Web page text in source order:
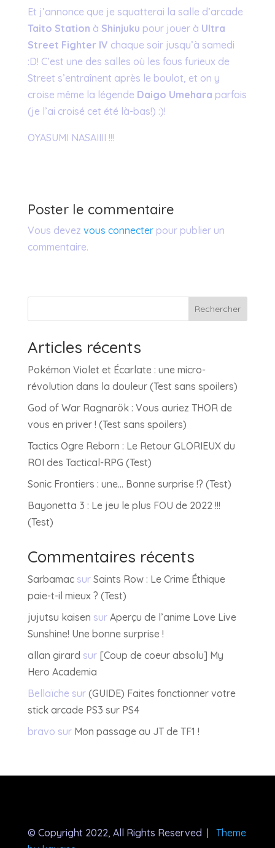
Et j’annonce que je squatterai la salle d’arcade
Taito Station à Shinjuku pour jouer à Ultra
Street Fighter IV chaque soir jusqu’à samedi
:D! C’est une des salles où les fous furieux de
Street s’entraînent après le boulot, et on y
croise même la légende Daigo Umehara parfois
(je l’ai croisé cet été là-bas!) :)!
OYASUMI NASAIIII !!!
Poster le commentaire
Vous devez vous connecterpour publier un
commentaire.
Rechercher
Articles récents
Pokémon Violet et Écarlate : une micro-
révolution dans la douleur (Test sans spoilers)
God of War Ragnarök : Vous auriez THOR de
vous en priver ! (Test sans spoilers)
Tactics Ogre Reborn : Le Retour GLORIEUX du
ROI des Tactical-RPG (Test)
Sonic Frontiers : une… Bonne surprise !? (Test)
Bayonetta 3 : Le jeu le plus FOU de 2022 !!!
(Test)
Commentaires récents
Sarbamacsur Saints Row : Le Crime Éthique
paie-t-il mieux ? (Test)
jujutsu kaisen sur Aperçu de l’anime Love Live
Sunshine! Une bonne surprise !
allan girard sur [Coup de coeur absolu] My
Hero Academia
Bellaïche sur (GUIDE) Faites fonctionner votre
stick arcade PS3 sur PS4
bravo sur Mon passage au JT de TF1 !
© Copyright 2022, All Rights Reserved |
Theme